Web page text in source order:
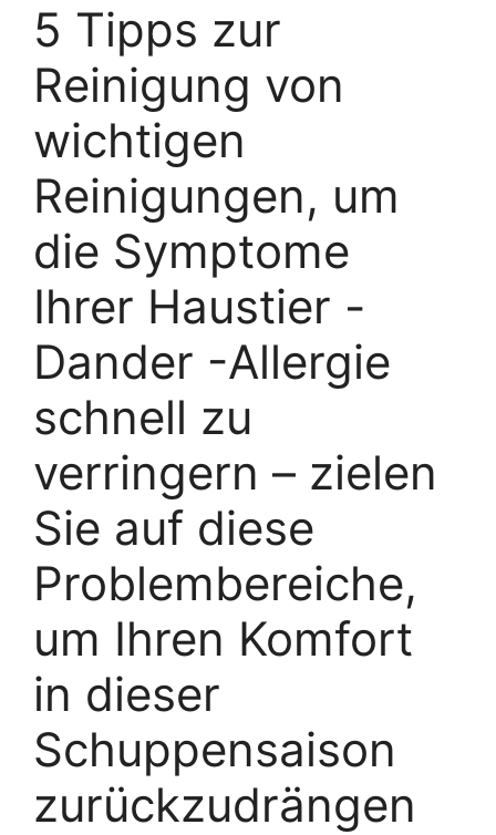
5 Tipps zur
Reinigung von
wichtigen
Reinigungen, um
die Symptome
Ihrer Haustier -
Dander -Allergie
schnell zu
verringern – zielen
Sie auf diese
Problembereiche,
um Ihren Komfort
in dieser
Schuppensaison
zurückzudrängen